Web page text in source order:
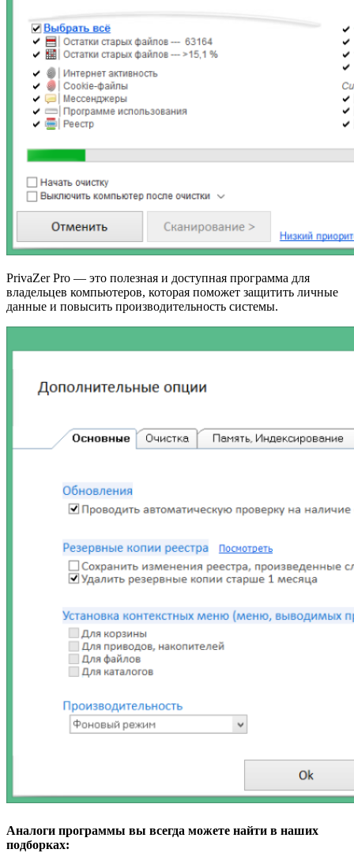
PrivaZer Pro — это полезная и доступная программа для
владельцев компьютеров, которая поможет защитить личные
данные и повысить производительность системы.
Аналоги программы вы всегда можете найти в наших
подборках: